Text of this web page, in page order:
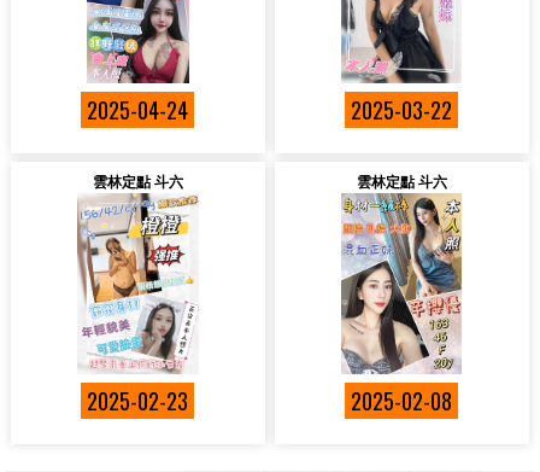
2025-04-24 2025-03-22
雲林定點 斗六
2025-02-23
雲林定點 斗六
2025-02-08